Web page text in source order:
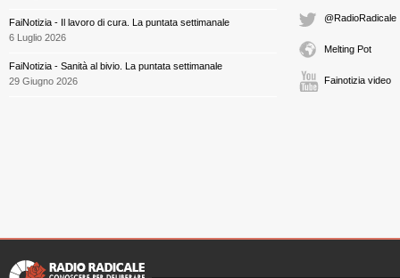
FaiNotizia - Il lavoro di cura. La puntata settimanale
6 Luglio 2026
FaiNotizia - Sanità al bivio. La puntata settimanale
29 Giugno 2026
@RadioRadicale
Melting Pot
Fainotizia video